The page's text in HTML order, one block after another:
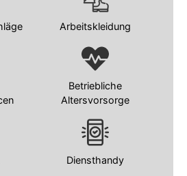
Arbeitskleidung
Betriebliche
Altersvorsorge
Diensthandy